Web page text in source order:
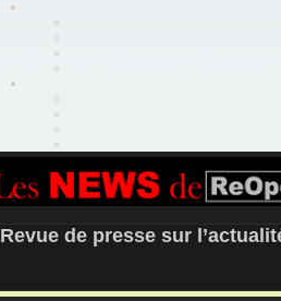
REOPEN911 –
Revue de presse sur